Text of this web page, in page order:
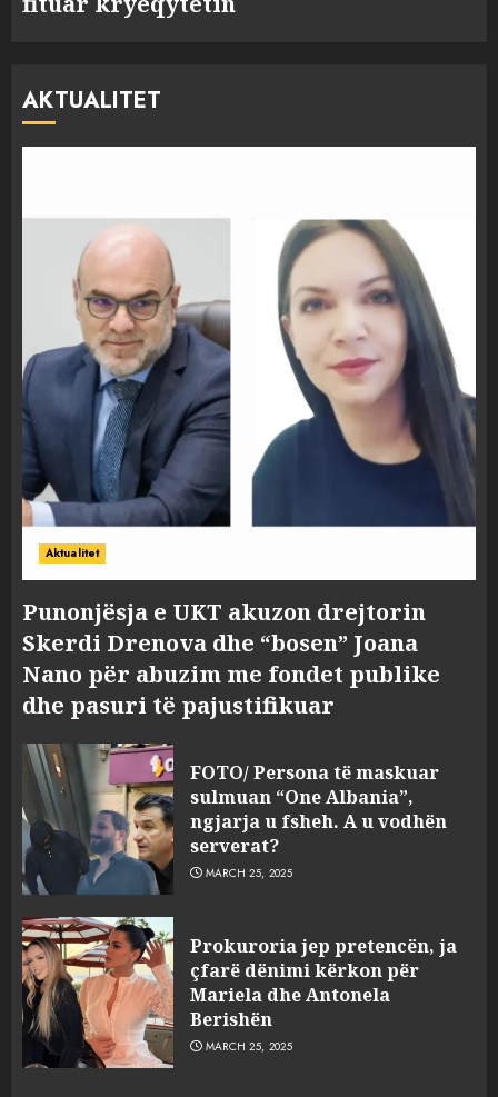
AKTUALITET
Aktualitet
Punonjësja e UKT akuzon drejtorin
Skerdi Drenova dhe “bosen” Joana
Nano për abuzim me fondet publike
dhe pasuri të pajustifikuar
FOTO/ Persona të maskuar
sulmuan “One Albania”,
ngjarja u fsheh. A u vodhën
serverat?
MARCH 25, 2025
Prokuroria jep pretencën, ja
çfarë dënimi kërkon për
Mariela dhe Antonela
Berishën
MARCH 25, 2025